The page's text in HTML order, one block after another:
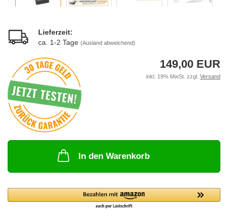
Lieferzeit:
ca. 1-2 Tage (Ausland abweichend)
149,00 EUR
inkl. 19% MwSt. zzgl. Versand
In den Warenkorb